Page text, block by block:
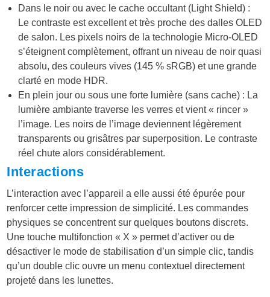
Dans le noir ou avec le cache occultant (Light Shield) :
Le contraste est excellent et très proche des dalles OLED
de salon. Les pixels noirs de la technologie Micro-OLED
s’éteignent complètement, offrant un niveau de noir quasi
absolu, des couleurs vives (145 % sRGB) et une grande
clarté en mode HDR.
En plein jour ou sous une forte lumière (sans cache) : La
lumière ambiante traverse les verres et vient « rincer »
l’image. Les noirs de l’image deviennent légèrement
transparents ou grisâtres par superposition. Le contraste
réel chute alors considérablement.
Interactions
L’interaction avec l’appareil a elle aussi été épurée pour
renforcer cette impression de simplicité. Les commandes
physiques se concentrent sur quelques boutons discrets.
Une touche multifonction « X » permet d’activer ou de
désactiver le mode de stabilisation d’un simple clic, tandis
qu’un double clic ouvre un menu contextuel directement
projeté dans les lunettes.